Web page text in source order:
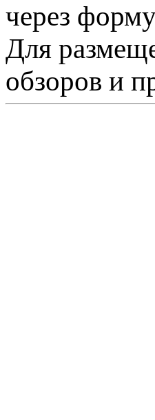
через
Для
обзоров и